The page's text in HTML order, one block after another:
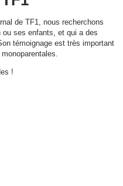
de TF1, nous recherchons
ses enfants, et qui a des
témoignage est très important
!